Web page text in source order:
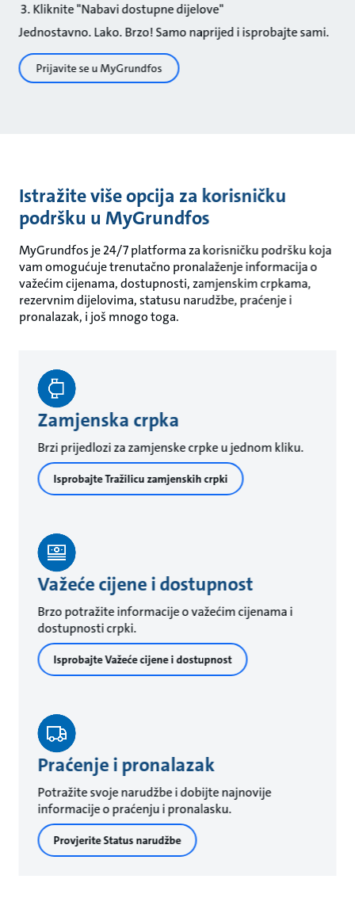
Kliknite "Nabavi dostupne dijelove"
Jednostavno. Lako. Brzo! Samo naprijed i isprobajte sami.
Prijavite se u MyGrundfos
Istražite više opcija za korisničku
podršku u MyGrundfos
MyGrundfos je 24/7 platforma za korisničku podršku koja
vam omogućuje trenutačno pronalaženje informacija o
važećim cijenama, dostupnosti, zamjenskim crpkama,
rezervnim dijelovima, statusu narudžbe, praćenje i
pronalazak, i još mnogo toga.
Zamjenska crpka
Brzi prijedlozi za zamjenske crpke u jednom kliku.
Isprobajte Tražilicu zamjenskih crpki
Važeće cijene i dostupnost
Brzo potražite informacije o važećim cijenama i
dostupnosti crpki.
Isprobajte Važeće cijene i dostupnost
Praćenje i pronalazak
Potražite svoje narudžbe i dobijte najnovije
informacije o praćenju i pronalasku.
Provjerite Status narudžbe